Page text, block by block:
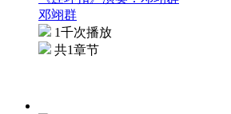
邓翊群
1千次播放
共1章节